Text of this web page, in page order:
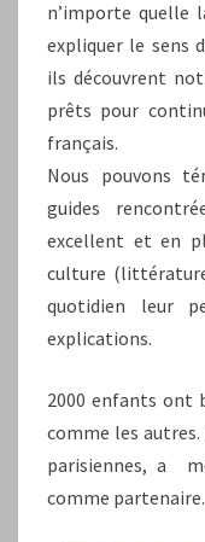
n’importe quelle
expliquer le sens
ils découvrent
prêts pour
français.
Nous pouvons
guides
excellent et en
culture
quotidien leur
explications.
2000 enfants ont
comme les
parisiennes, a
comme partenaire.